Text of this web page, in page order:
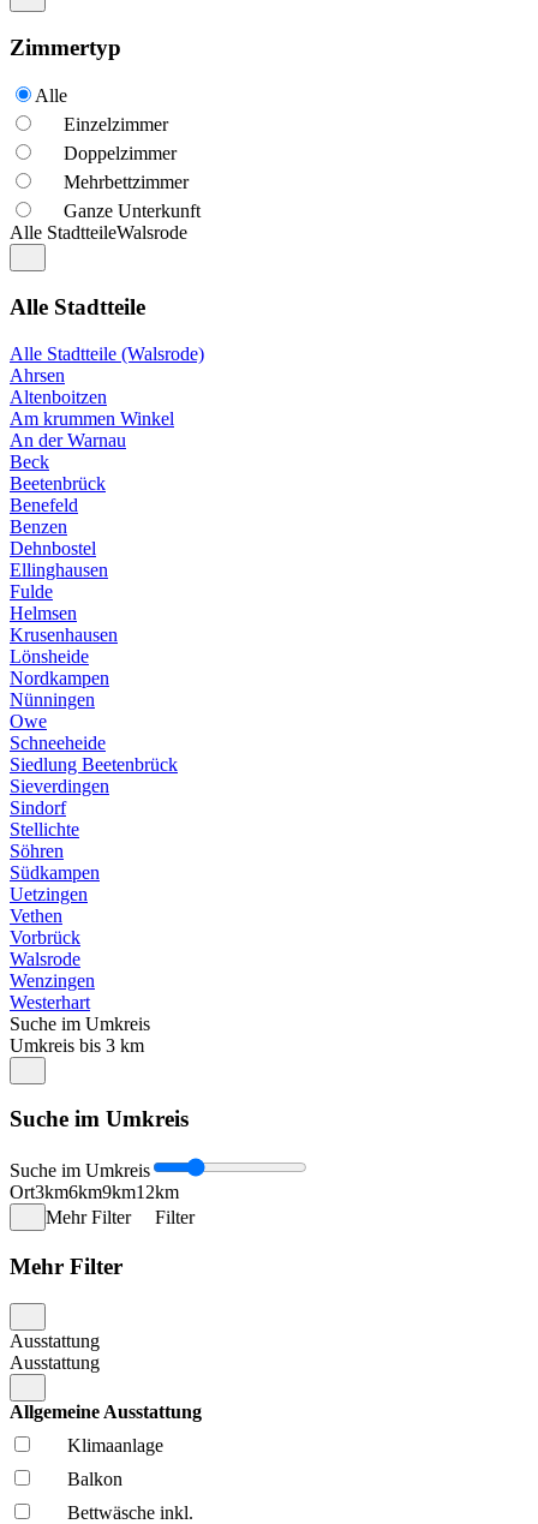
Zimmertyp
Alle
Einzelzimmer
Doppelzimmer
Mehrbettzimmer
Ganze Unterkunft
Alle StadtteileWalsrode
Alle Stadtteile
Alle Stadtteile (Walsrode)
Ahrsen
Altenboitzen
Am krummen Winkel
An der Warnau
Beck
Beetenbrück
Benefeld
Benzen
Dehnbostel
Ellinghausen
Fulde
Helmsen
Krusenhausen
Lönsheide
Nordkampen
Nünningen
Owe
Schneeheide
Siedlung Beetenbrück
Sieverdingen
Sindorf
Stellichte
Söhren
Südkampen
Uetzingen
Vethen
Vorbrück
Walsrode
Wenzingen
Westerhart
Suche im Umkreis
Umkreis bis 3 km
Suche im Umkreis
Suche im Umkreis
Ort3km6km9km12km
Mehr Filter
Filter
Mehr Filter
Ausstattung
Ausstattung
Allgemeine Ausstattung
Klima­anlage
Balkon
Bettwäsche inkl.